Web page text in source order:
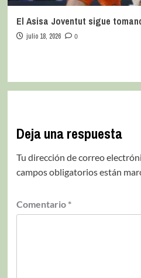
El Asisa Joventut sigue
julio 18, 2026 0
Deja una respuesta
Tu dirección de correo
campos obligatorios están
Comentario *